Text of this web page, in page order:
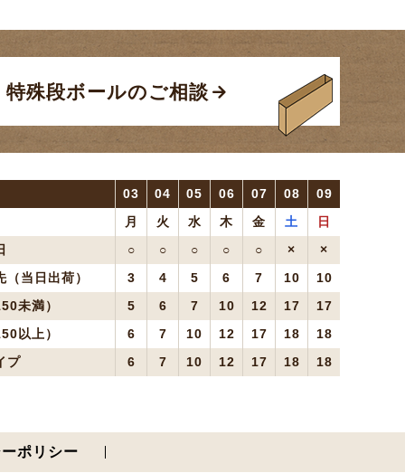
特殊段ボールのご相談
03 04 05 06 07 08
09
月
火 水 木 金 土
日
○ ○ ○ ○ ○ ×
×
（当日出荷）
3 4 5 6 7 10
10
未満）
5 6 7 10 12 17
17
以上）
6 7 10 12 17 18
18
プ
6 7 10 12 17 18 18
ポリシー